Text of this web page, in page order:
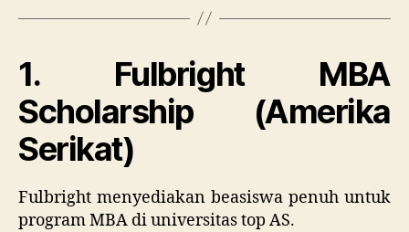
1. Fulbright MBA
Scholarship (Amerika
Serikat)
Fulbright menyediakan beasiswa penuh untuk
program MBA di universitas top AS.